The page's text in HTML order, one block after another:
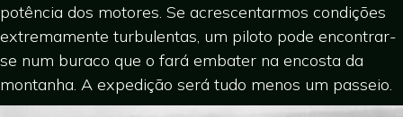
potência dos motores. Se acrescentarmos condições
extremamente turbulentas, um piloto pode encontrar-
se num buraco que o fará embater na encosta da
montanha. A expedição será tudo menos um passeio.